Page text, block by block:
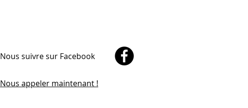
Nous suivre sur Facebook
Nous appeler maintenant !